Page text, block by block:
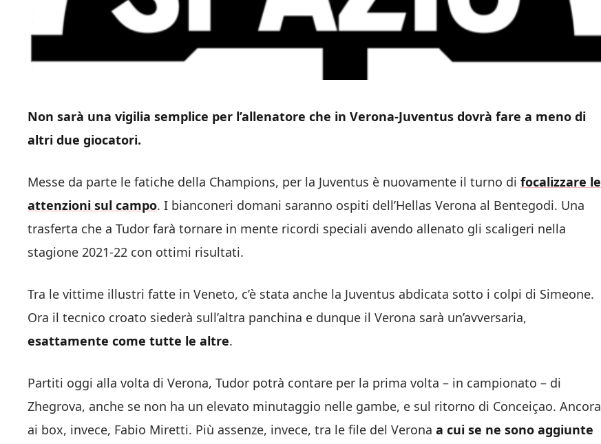
Non sarà una vigilia semplice per l’allenatore che in Verona-Juventus dovrà fare a meno di
altri due giocatori.
Messe da parte le fatiche della Champions, per la Juventus è nuovamente il turno di focalizzare le
attenzioni sul campo. I bianconeri domani saranno ospiti dell’Hellas Verona al Bentegodi. Una
trasferta che a Tudor farà tornare in mente ricordi speciali avendo allenato gli scaligeri nella
stagione 2021-22 con ottimi risultati.
Tra le vittime illustri fatte in Veneto, c’è stata anche la Juventus abdicata sotto i colpi di Simeone.
Ora il tecnico croato siederà sull’altra panchina e dunque il Verona sarà un’avversaria,
esattamente come tutte le altre.
Partiti oggi alla volta di Verona, Tudor potrà contare per la prima volta – in campionato – di
Zhegrova, anche se non ha un elevato minutaggio nelle gambe, e sul ritorno di Conceiçao. Ancora
ai box, invece, Fabio Miretti. Più assenze, invece, tra le file del Verona a cui se ne sono aggiunte